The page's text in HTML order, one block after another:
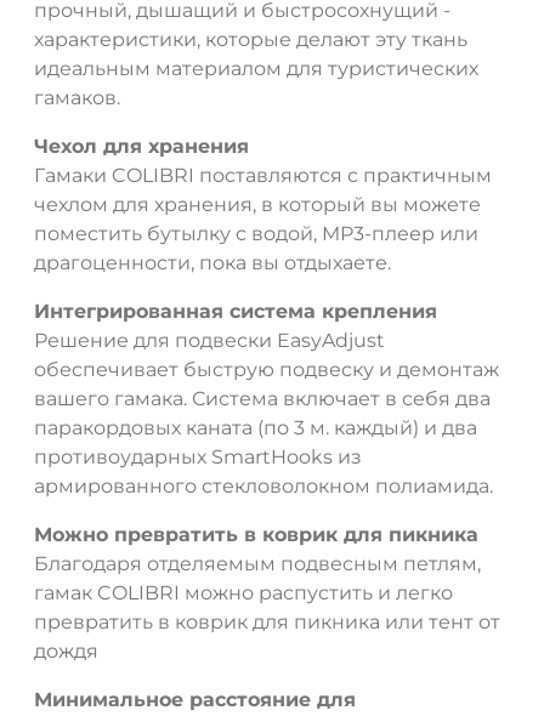
прочный, дышащий и быстросохнущий -
характеристики, которые делают эту ткань
идеальным материалом для туристических
гамаков.
Чехол для хранения
Гамаки COLIBRI поставляются с практичным
чехлом для хранения, в который вы можете
поместить бутылку с водой, MP3-плеер или
драгоценности, пока вы отдыхаете.
Интегрированная система крепления
Решение для подвески EasyAdjust
обеспечивает быструю подвеску и демонтаж
вашего гамака. Система включает в себя два
паракордовых каната (по 3 м. каждый) и два
противоударных SmartHooks из
армированного стекловолокном полиамида.
Можно превратить в коврик для пикника
Благодаря отделяемым подвесным петлям,
гамак COLIBRI можно распустить и легко
превратить в коврик для пикника или тент от
дождя
Минимальное расстояние для